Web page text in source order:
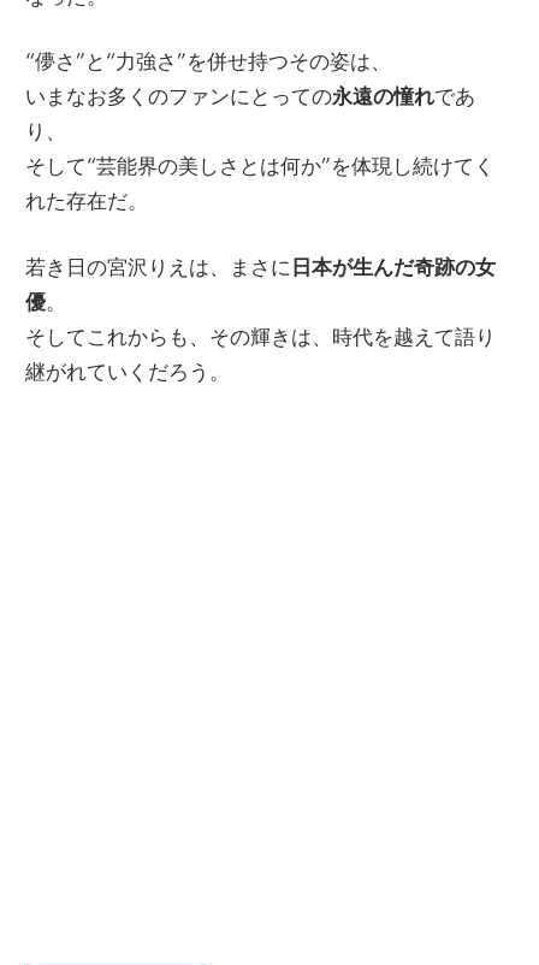
“儚さ”と“力強さ”を併せ持つその姿は、
いまなお多くのファンにとっての永遠の憧れであ
り、
そして“芸能界の美しさとは何か”を体現し続けてく
れた存在だ。
若き日の宮沢りえは、まさに日本が生んだ奇跡の女
優。
そしてこれからも、その輝きは、時代を越えて語り
継がれていくだろう。